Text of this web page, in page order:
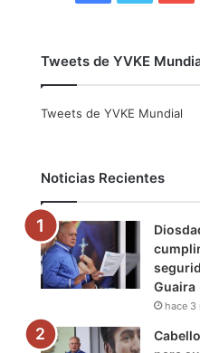
c
o
k
i
r
u
e
Tweets de YVKE
Tweets de YVKE Mundial
Noticias Recientes
Guaira
hace 3